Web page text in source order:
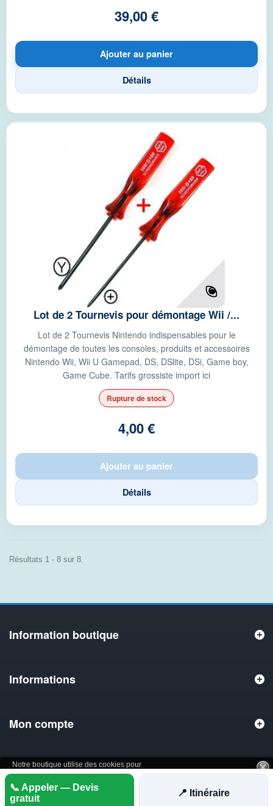
Notre boutique utilise des cookies pour
améliorer l'expérience utilisateur et nous
vous recommandons d'accepter leur
utilisation pour profiter pleinement de votre
J'accepte
d'informations
39,00 €
Ajouter au panier
Détails
Lot de 2 Tournevis pour démontage Wii /...
Lot de 2 Tournevis Nintendo indispensables pour le
démontage de toutes les consoles, produits et accessoires
Nintendo Wii, Wii U Gamepad, DS, DSlite, DSi, Game boy,
Game Cube. Tarifs grossiste import ici
Rupture de stock
4,00 €
Ajouter au panier
Détails
Résultats 1 - 8 sur 8.
Information boutique
Informations
Mon compte
📞 Appeler — Devis
gratuit
📍 Itinéraire